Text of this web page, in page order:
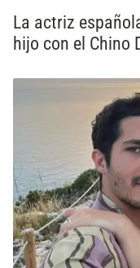
La actriz
hijo con el Chino